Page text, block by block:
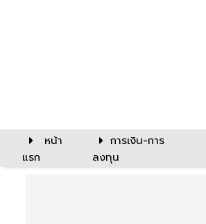
หน้า
แรก
การเงิน-การ
ลงทุน